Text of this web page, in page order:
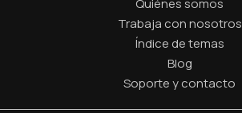
Quiénes somos
Trabaja con nosotros
Índice de temas
Blog
Soporte y contacto